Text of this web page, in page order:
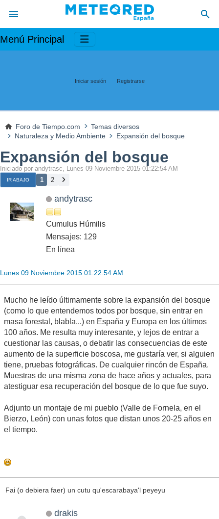
Menú Principal
Iniciar sesión Registrarse
Foro de Tiempo.com
Temas diversos
Naturaleza y Medio Ambiente
Expansión del bosque
Expansión del bosque
Iniciado por andytrasc, Lunes 09 Noviembre 2015 01:22:54 AM
IR ABAJO 1 2
andytrasc
Cumulus Húmilis
Mensajes: 129
En línea
Lunes 09 Noviembre 2015 01:22:54 AM
Mucho he leído últimamente sobre la expansión del bosque
(como lo que entendemos todos por bosque, sin entrar en
masa forestal, blabla...) en España y Europa en los últimos
100 años. Me resulta muy interesante, y lejos de entrar a
cuestionar las causas, o debatir las consecuencias de este
aumento de la superficie boscosa, me gustaría ver, si alguien
tiene, pruebas fotográficas. De cualquier rincón de España.
Muestras de una misma zona de hace años y actuales, para
atestiguar esa recuperación del bosque de lo que fue suyo.
Adjunto un montaje de mi pueblo (Valle de Fornela, en el
Bierzo, León) con unas fotos que distan unos 20-25 años en
el tiempo.
Fai (o debiera faer) un cutu qu'escarabaya'l peyeyu
drakis